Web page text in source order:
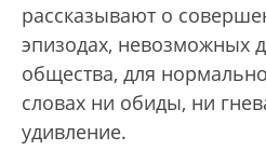
рассказывают о
эпизодах, невозможных
общества, для
словах ни обиды, ни
удивление.